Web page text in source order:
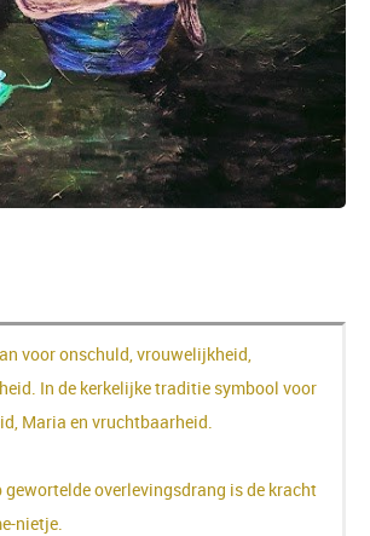
voor onschuld, vrouwelijkheid,
In de kerkelijke traditie symbool voor
Maria en vruchtbaarheid.
gewortelde overlevingsdrang is de kracht
nietje.